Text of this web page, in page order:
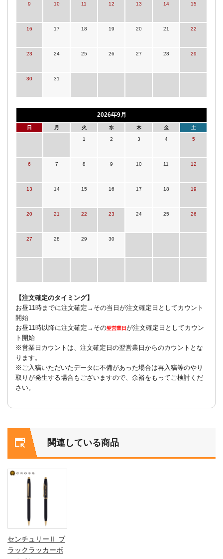
9 10 11 12 13 14 15
16 17 18 19 20 21 22
23 24 25 26 27 28 29
30 31
2026年9月
日 月 火 水 木 金 土
1 2 3 4 5
6 7 8 9 10 11 12
13 14 15 16 17 18 19
20 21 22 23 24 25 26
27 28 29 30
【注文確定のタイミング】
お昼11時までに注文確定→その当日が注文確定日としてカウント
開始
お昼11時以降に注文確定→その翌営業日が注文確定日としてカウン
ト開始
※営業日カウントは、注文確定日の翌営業日からのカウントとな
ります。
※ご入稿いただいたデータに不備があった場合は再入稿等のやり
取りが発生する場合もございますので、余裕をもってご検討くだ
さい。
関連している商品
センチュリーⅡ ブ
ラックラッカーボ